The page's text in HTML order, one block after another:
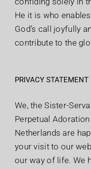
He it is who
God’s call joyfully
contribute to the
PRIVACY STATEMENT
We, the Sister-
Perpetual Adoration
Netherlands are
your visit to our
our way of life. We